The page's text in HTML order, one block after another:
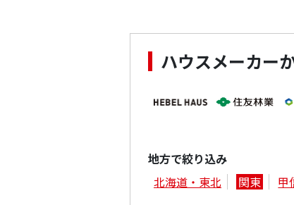
ハウスメーカー
地方で絞り込み
北海道・東北
関東 甲